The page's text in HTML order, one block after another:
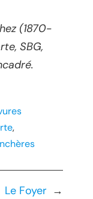
(1870-
SBG,
,
→
Le Foyer